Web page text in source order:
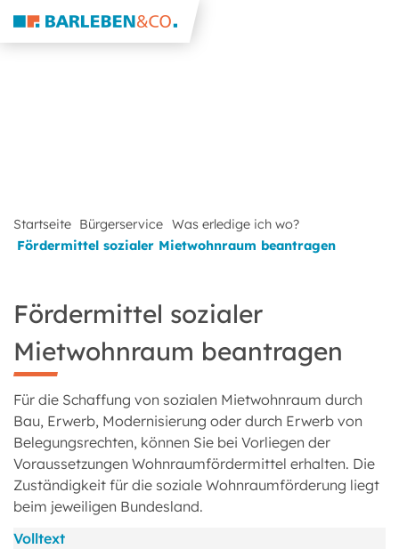
Startseite Bürgerservice Was erledige ich wo?
Fördermittel sozialer Mietwohnraum beantragen
Fördermittel sozialer
Mietwohnraum beantragen
Für die Schaffung von sozialen Mietwohnraum durch
Bau, Erwerb, Modernisierung oder durch Erwerb von
Belegungsrechten, können Sie bei Vorliegen der
Voraussetzungen Wohnraumfördermittel erhalten. Die
Zuständigkeit für die soziale Wohnraumförderung liegt
beim jeweiligen Bundesland.
Volltext